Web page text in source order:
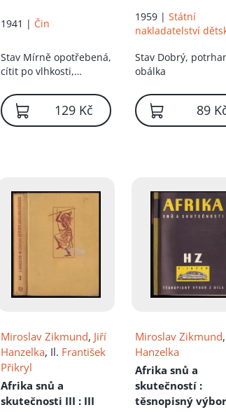
1941 | Čin
Stav Mírně opotřebená,
cítit po vlhkosti,
129 Kč
1959 |Státní
nakladatelství
Stav Dobrý,
obálka
89
Miroslav Zikmund, Jiří
Hanzelka, Il. František
Přikryl
Afrika snů a
skutečnosti III : III
Miroslav Zikmund,
Hanzelka
Afrika snů a
skutečností :
těsnopisný